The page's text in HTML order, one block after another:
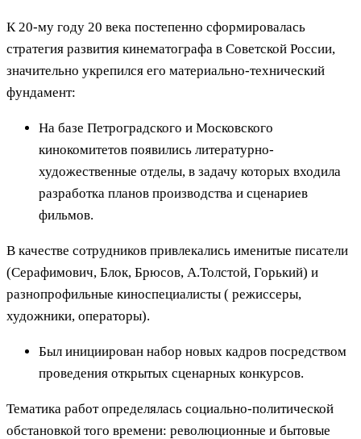
К 20-му году 20 века постепенно сформировалась
стратегия развития кинематографа в Советской России,
значительно укрепился его материально-технический
фундамент:
На базе Петроградского и Московского
кинокомитетов появились литературно-
художественные отделы, в задачу которых входила
разработка планов производства и сценариев
фильмов.
В качестве сотрудников привлекались именитые писатели
(Серафимович, Блок, Брюсов, А.Толстой, Горький) и
разнопрофильные киноспециалисты ( режиссеры,
художники, операторы).
Был инициирован набор новых кадров посредством
проведения открытых сценарных конкурсов.
Тематика работ определялась социально-политической
обстановкой того времени: революционные и бытовые